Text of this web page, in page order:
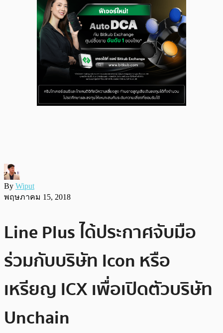
By Wiput
พฤษภาคม 15, 2018
Line Plus ได้ประกาศจับมือ
ร่วมกับบริษัท Icon หรือ
เหรียญ ICX เพื่อเปิดตัวบริษัท
Unchain